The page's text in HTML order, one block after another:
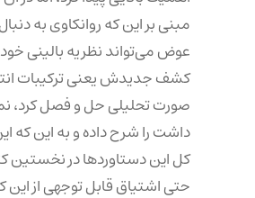
مبنی بر این که روانکاوی به
کشف جدیدش یعنی ترکیبات
صورت تحلیلی حل و فصل کرد،
داشت را شرح داده و به این که
حتی اشتیاق قابل توجهی از